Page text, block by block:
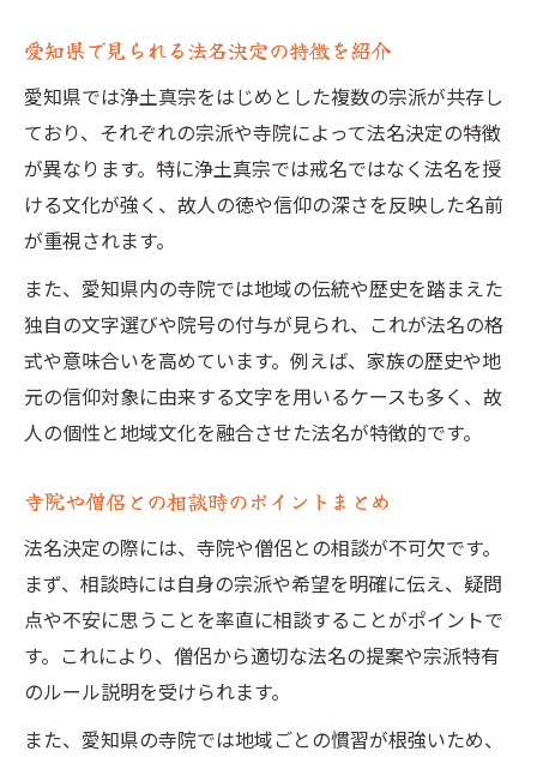
愛知県で見られる法名決定の特徴を紹介
愛知県では浄土真宗をはじめとした複数の宗派が共存し
ており、それぞれの宗派や寺院によって法名決定の特徴
が異なります。特に浄土真宗では戒名ではなく法名を授
ける文化が強く、故人の徳や信仰の深さを反映した名前
が重視されます。
また、愛知県内の寺院では地域の伝統や歴史を踏まえた
独自の文字選びや院号の付与が見られ、これが法名の格
式や意味合いを高めています。例えば、家族の歴史や地
元の信仰対象に由来する文字を用いるケースも多く、故
人の個性と地域文化を融合させた法名が特徴的です。
寺院や僧侶との相談時のポイントまとめ
法名決定の際には、寺院や僧侶との相談が不可欠です。
まず、相談時には自身の宗派や希望を明確に伝え、疑問
点や不安に思うことを率直に相談することがポイントで
す。これにより、僧侶から適切な法名の提案や宗派特有
のルール説明を受けられます。
また、愛知県の寺院では地域ごとの慣習が根強いため、